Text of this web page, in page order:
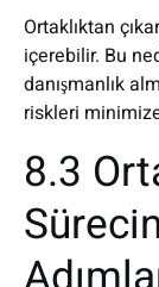
Ortaklıktan
içerebilir. Bu
danışmanlık
riskleri
8.3